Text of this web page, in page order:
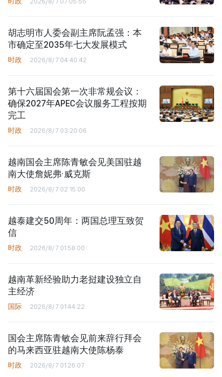
胡志明市人委会副主席阮孟强：本
市确定至2035年七大发展模式
时政 2026/8/7 04:40:42
第十六届国会第一次非常规会议：
确保2027年APEC会议服务工程按期
完工
时政 2026/8/7 03:20:06
越南国会主席陈青敏会见美国驻越
南大使詹妮弗·威克斯
时政 2026/8/7 02:15:00
越泰建交50周年：两国总理互致贺
信
时政 2026/8/7 01:58:00
越南革新经验助力老挝建设独立自
主经济
国际 2026/8/7 01:44:22
国会主席陈青敏会见前来辞行拜会
的马来西亚驻越南大使陈杨泰
时政 2026/8/7 01:26:07